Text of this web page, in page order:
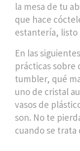
la mesa de tu
que hace
estantería, listo
En las
prácticas sobre
tumbler, qué
uno de cristal
vasos de
son. No te
cuando se